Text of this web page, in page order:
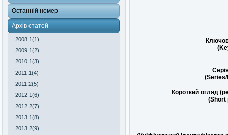
Останній номер
Архів статей
2008 1(1)
2009 1(2)
2010 1(3)
2011 1(4)
2011 2(5)
2012 1(6)
2012 2(7)
2013 1(8)
2013 2(9)
Короткий огляд
(Short